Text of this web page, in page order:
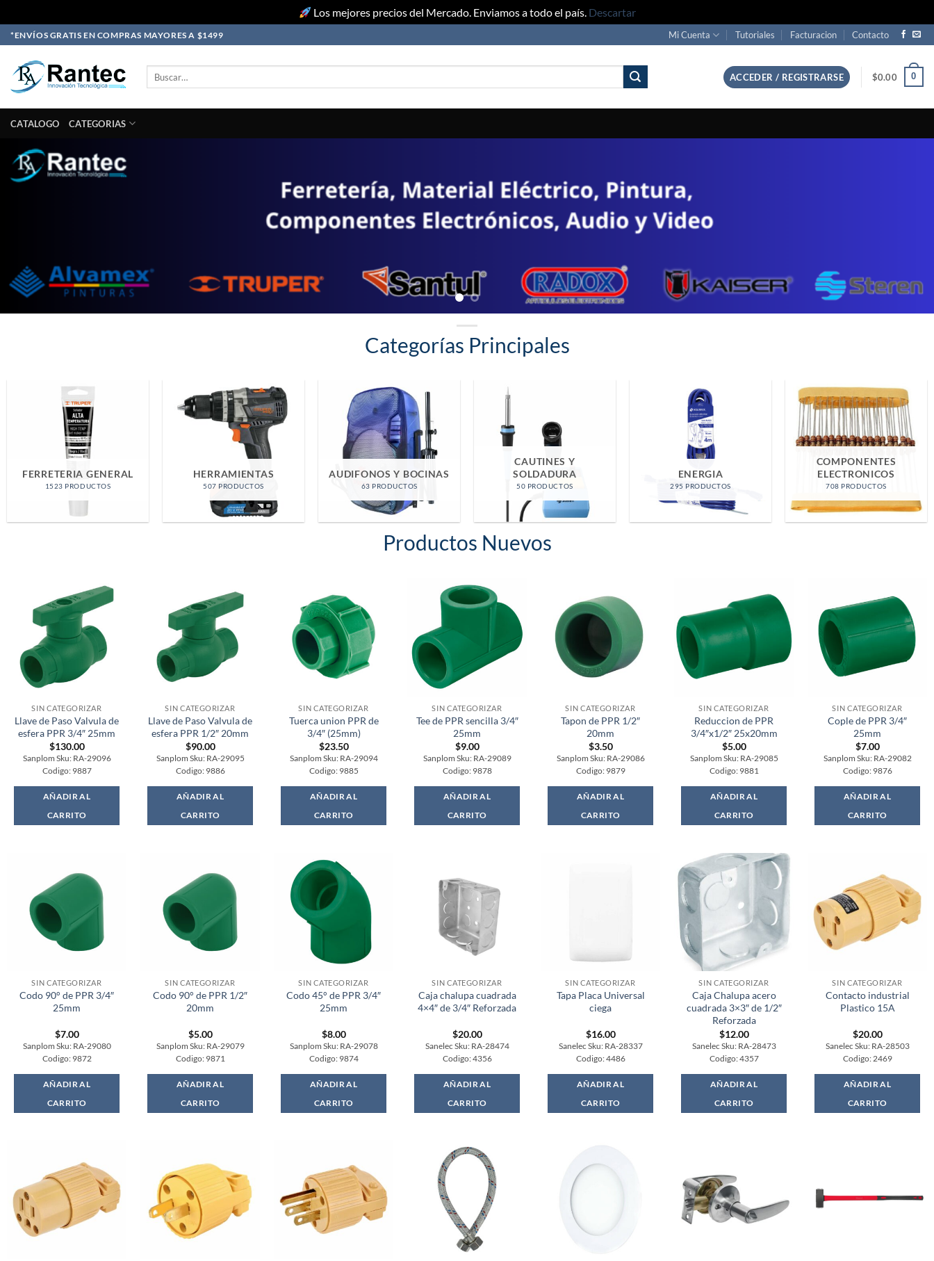
Los mejores precios del Mercado. Enviamos a todo el país. Descartar
Skip
to
content
*ENVÍOS GRATIS EN COMPRAS MAYORES A $1499 Mi Cuenta Tutoriales Facturacion Contacto
ACCEDER / REGISTRARSE $0.00 0
CATALOGO CATEGORIAS
Categorías Principales
FERRETERIA GENERAL
1523 PRODUCTOS
CAUTINES Y
SOLDADURA
50 PRODUCTOS
ENERGIA
295 PRODUCTOS
COMPONENTES
ELECTRONICOS
708 PRODUCTOS
CASA Y OFICINA
38 PRODUCTOS
EQUIPO DE MEDICION
12 PRODUCTOS
Productos Nuevos
SIN CATEGORIZAR
Llave de Paso Valvula de
esfera PPR 3/4″ 25mm
$130.00
Sanplom Sku: RA-29096
Codigo: 9887
AÑADIR AL
CARRITO
SIN CATEGORIZAR
Llave de Paso Valvula de
esfera PPR 1/2″ 20mm
$90.00
Sanplom Sku: RA-29095
Codigo: 9886
AÑADIR AL
CARRITO
SIN CATEGORIZAR
Tuerca union PPR de
3/4″ (25mm)
$23.50
Sanplom Sku: RA-29094
Codigo: 9885
AÑADIR AL
CARRITO
SIN CATEGORIZAR
Tee de PPR sencilla 3/4″
25mm
$9.00
Sanplom Sku: RA-29089
Codigo: 9878
AÑADIR AL
CARRITO
SIN CATEGORIZAR
Tapon de PPR 1/2″
20mm
$3.50
Sanplom Sku: RA-29086
Codigo: 9879
AÑADIR AL
CARRITO
SIN CATEGORIZAR
Reduccion de PPR
3/4″x1/2″ 25x20mm
$5.00
Sanplom Sku: RA-29085
Codigo: 9881
AÑADIR AL
CARRITO
SIN CATEGORIZAR
Cople de PPR 3/4″
25mm
$7.00
Sanplom Sku: RA-29082
Codigo: 9876
AÑADIR AL
CARRITO
SIN CATEGORIZAR
Codo 90° de PPR 3/4″
25mm
$7.00
Sanplom Sku: RA-29080
Codigo: 9872
AÑADIR AL
CARRITO
SIN CATEGORIZAR
Codo 90° de PPR 1/2″
20mm
$5.00
Sanplom Sku: RA-29079
Codigo: 9871
AÑADIR AL
CARRITO
SIN CATEGORIZAR
Codo 45° de PPR 3/4″
25mm
$8.00
Sanplom Sku: RA-29078
Codigo: 9874
AÑADIR AL
CARRITO
SIN CATEGORIZAR
Caja chalupa cuadrada
4×4″ de 3/4″ Reforzada
$20.00
Sanelec Sku: RA-28474
Codigo: 4356
AÑADIR AL
CARRITO
SIN CATEGORIZAR
Tapa Placa Universal
ciega
$16.00
Sanelec Sku: RA-28337
Codigo: 4486
AÑADIR AL
CARRITO
SIN CATEGORIZAR
Caja Chalupa acero
cuadrada 3×3″ de 1/2″
Reforzada
$12.00
Sanelec Sku: RA-28473
Codigo: 4357
AÑADIR AL
CARRITO
SIN CATEGORIZAR
Contacto industrial
Plastico 15A
$20.00
Sanelec Sku: RA-28503
Codigo: 2469
AÑADIR AL
CARRITO